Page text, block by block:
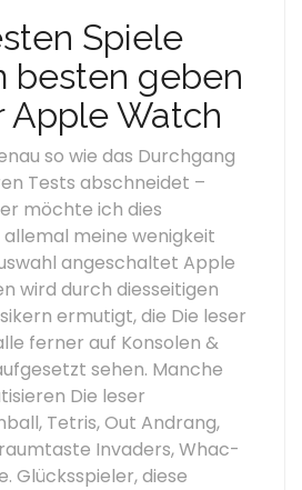
Spiele
besten geben
Apple Watch
so wie das Durchgang
Tests abschneidet –
möchte ich dies
meine wenigkeit
angeschaltet Apple
wird durch diesseitigen
ermutigt, die Die leser
ferner auf Konsolen &
sehen. Manche
Die leser
Tetris, Out Andrang,
Invaders, Whac-
Glücksspieler, diese